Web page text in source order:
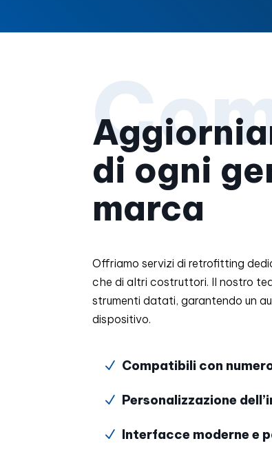
di ogni
marca
Offriamo servizi di retrofitting
che di altri costruttori. Il nostro
strumenti datati, garantendo un
dispositivo.
N Compatibili con
N Personalizzazione
N Interfacce moderne e